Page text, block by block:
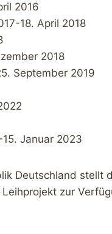
2016
18. April 2018
2018
September 2019
Januar 2023
Deutschland stellt
zur